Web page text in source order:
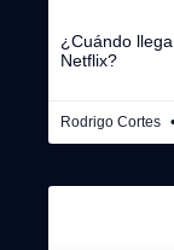
¿Cuándo
Netflix?
Rodrigo Cortes